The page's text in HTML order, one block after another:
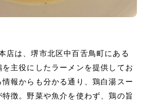
は、堺市北区中百舌鳥町にある
主役にしたラーメンを提供してお
報からも分かる通り、鶏白湯スー
徴。野菜や魚介を使わず、鶏の旨